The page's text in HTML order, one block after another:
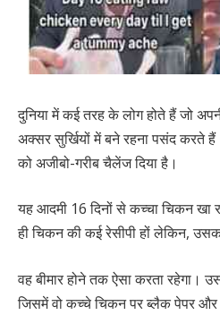
दुनिया में कई तरह के लोग होते हैं जो
अक्सर सुर्खियों में बने रहना पसंद
को अजीबो-गरीब चैलेंज दिया है।
यह आदमी 16 दिनों से कच्चा चिकन खा
ही चिकन की कई रेसीपी हों लेकिन,
वह बीमार होने तक ऐसा करता रहेगा।
जिसमें वो कच्चे चिकन पर ब्लैक पेपर